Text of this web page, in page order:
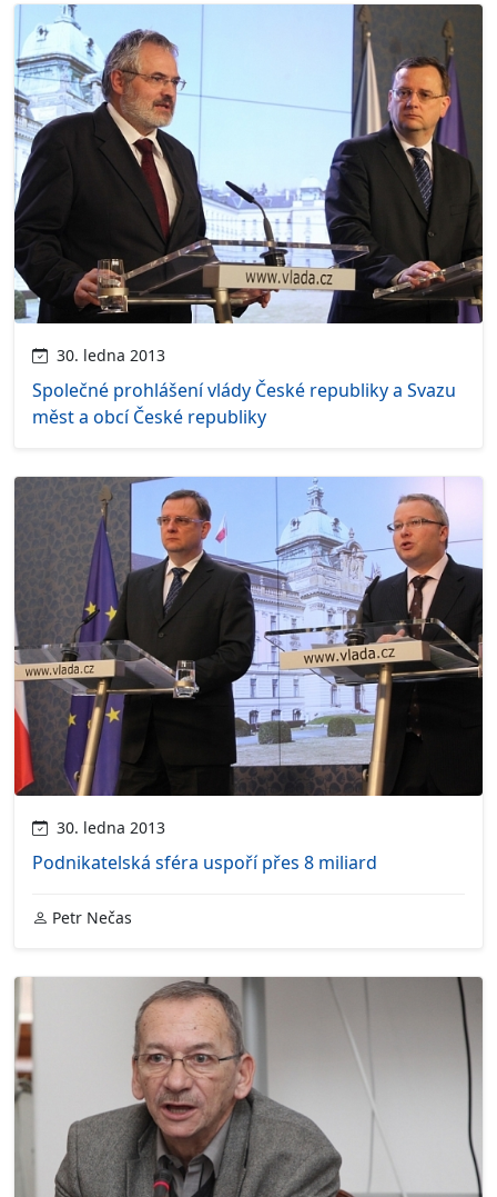
30. ledna 2013
Společné prohlášení vlády České republiky a Svazu
měst a obcí České republiky
30. ledna 2013
Podnikatelská sféra uspoří přes 8 miliard
Petr Nečas